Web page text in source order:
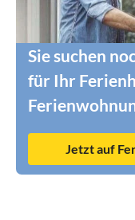
Sie suchen
für Ihr
Jetzt auf